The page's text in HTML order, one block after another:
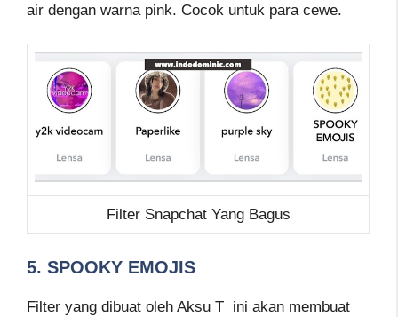
air dengan warna pink. Cocok untuk para cewe.
Filter Snapchat Yang Bagus
5. SPOOKY EMOJIS
Filter yang dibuat oleh Aksu T ini akan membuat